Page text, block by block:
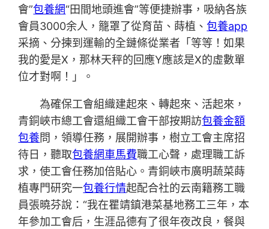
會”包養網“田間地頭進會”等便捷辦事，吸納各族
會員3000余人，籠罩了從育苗、蒔植、包養app
采摘、分揀到運輸的全鏈條從業者「等等！如果
我的愛是X，那林天秤的回應Y應該是X的虛數單
位才對啊！」。
為確保工會組織建起來、轉起來、活起來，
青銅峽市總工會還組織工會干部按期訪包養金額
包養問，領導任務，展開辦事，樹立工會主席招
待日，聽取包養網車馬費職工心聲，處理職工訴
求，使工會任務加倍貼心。青銅峽市廣明蔬菜蒔
植專門研究一包養行情起配合社的云南籍務工職
員張曉芬說：“我在瞿靖鎮港菜基地務工三年，本
年參加工會后，生涯品德有了很年夜改良，餐與